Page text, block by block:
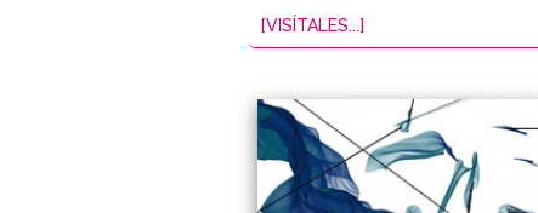
[VISÍTALES...]